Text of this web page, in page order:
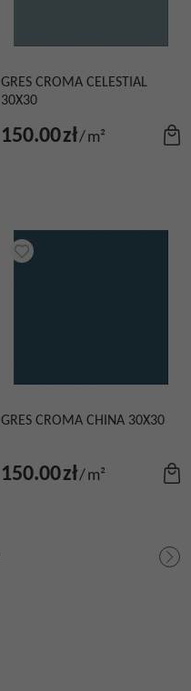
GRES CROMA CELESTIAL
30X30
150.00zł/m²
GRES CROMA CHINA 30X30
150.00zł/m²